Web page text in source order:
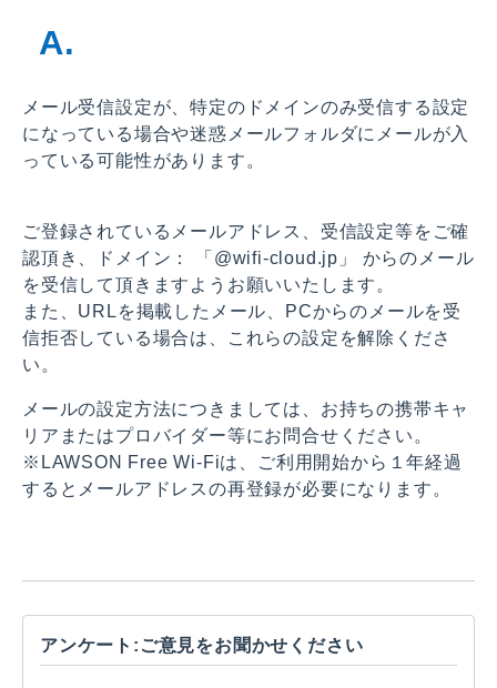
メール受信設定が、特定のドメインのみ受信する設定
になっている場合や迷惑メールフォルダにメールが入
っている可能性があります。
ご登録されているメールアドレス、受信設定等をご確
認頂き、ドメイン： 「@wifi-cloud.jp」 からのメール
を受信して頂きますようお願いいたします。
また、URLを掲載したメール、PCからのメールを受
信拒否している場合は、これらの設定を解除くださ
い。
メールの設定方法につきましては、お持ちの携帯キャ
リアまたはプロバイダー等にお問合せください。
※LAWSON Free Wi-Fiは、ご利用開始から１年経過
するとメールアドレスの再登録が必要になります。
アンケート:ご意見をお聞かせください